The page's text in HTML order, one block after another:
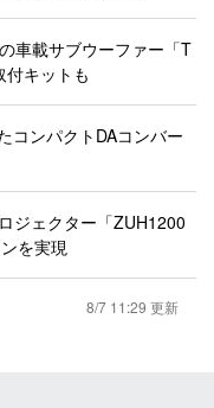
車載サブウーファー「T
キットも
コンパクトDAコンバー
ジェクター「ZUH1200
を実現
8/7 11:29 更新